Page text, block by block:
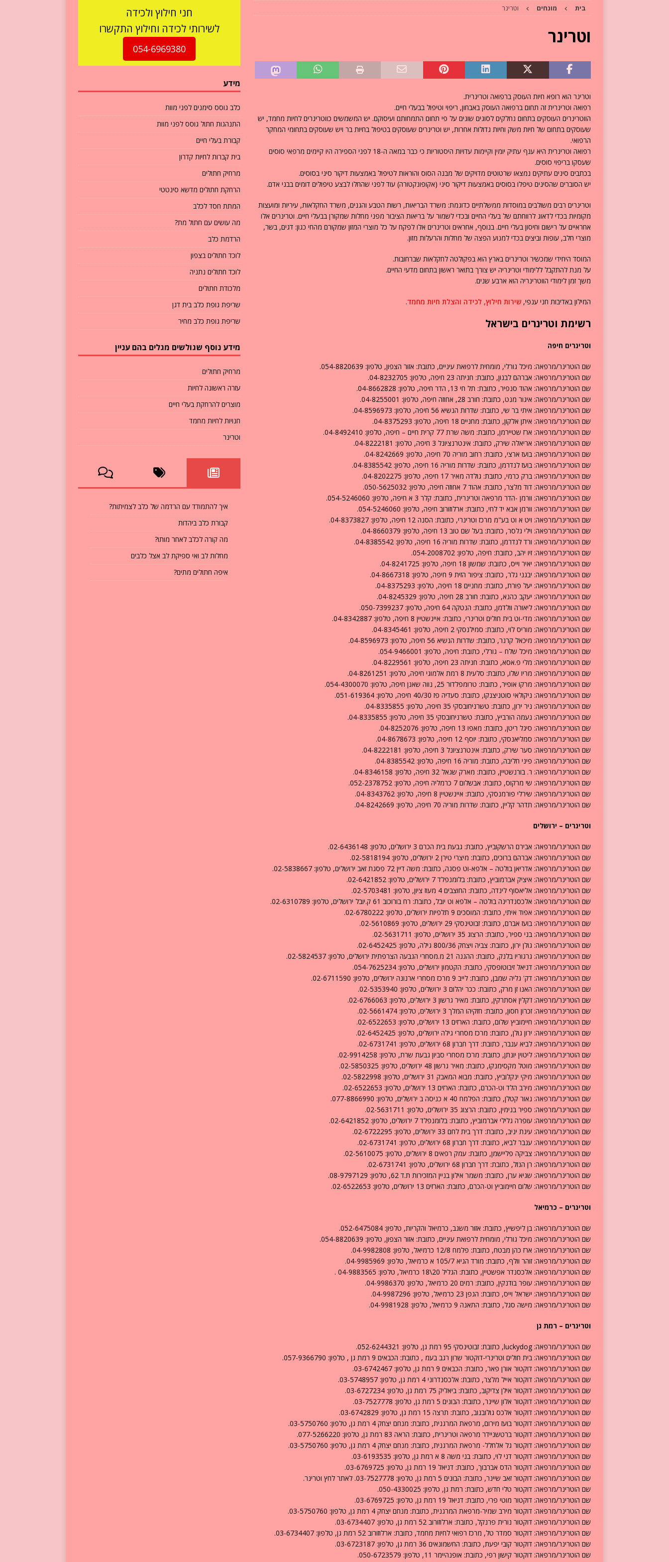
בית מונחים וטרינר
וטרינר
וטרינר הוא רופא חיות העוסק ברפואה וטרינרית.
רפואה וטרינרית זה תחום ברפואה העוסק באבחון, ריפוי וטיפול בבעלי חיים.
הווטרינרים העוסקים בתחום נחלקים לסוגים שונים על פי תחום התמחותם ועיסוקם. יש המשמשים כווטרינרים לחיות מחמד, יש
שעוסקים בתחום של חיות משק וחיות גדולות אחרות, יש וטרינרים שעוסקים בטיפול בחיות בר ויש שעוסקים בתחומי המחקר
הרפואי.
רפואה וטרינרית היא ענף עתיק יומין וקיימות עדויות היסטוריות כי כבר במאה ה-18 לפני הספירה היו קיימים מרפאי סוסים
שעסקו בריפוי סוסים.
בכתבים סינים עתיקים נמצאו שרטוטים מדויקים של מבנה הסוס והוראות לטיפול באמצעות דיקור סיני בסוסים.
יש הסוברים שהסינים טיפלו בסוסים באמצעות דיקור סיני (אקופונקטורה) עוד לפני שהחלו לבצע טיפולים דומים בבני אדם.
וטרינרים רבים משולבים במוסדות ממשלתיים כדוגמת: משרד הבריאות, רשות הטבע והגנים, משרד החקלאות, עיריות ומועצות
מקומיות בכדי לדאוג לרווחתם של בעלי החיים ובכדי לשמור על בריאות הציבור מפני מחלות שמקורן בבעלי חיים. וטרינרים אלו
אחראיים על רישום וחיסון בעלי חיים. בנוסף, אחראים וטרינרים אלו לפקח על כל מוצרי המזון שמקורם מהחי כגון: דגים, בשר,
מוצרי חלב, עופות וביצים בכדי למנוע הפצה של מחלות והרעלות מזון.
המוסד היחידי שמכשיר וטרינרים בארץ הוא בפקולטה לחקלאות שברחובות.
על מנת להתקבל ללימודי וטרינריה יש צורך בתואר ראשון בתחום מדעי החיים.
משך זמן לימודי הווטרינריה הוא ארבע שנים.
המילון באדיבות חני ענפי, שירות חילוץ, לכידה והצלת חיות מחמד.
רשימת וטרינרים בישראל
וטרינרים חיפה
שם הוטרינר/מרפאה: מיכל גורלי, מומחית לרפואת עיניים, כתובת: אזור הצפון, טלפון: 054-8820639.
שם הוטרינר/מרפאה: אברהם לבנון, כתובת: חניתה 23 חיפה, טלפון: 04-8232705.
שם הוטרינר/מרפאה: אהוד סנפיר, כתובת: תל חי 13, הדר חיפה, טלפון: 04-8662828.
שם הוטרינר/מרפאה: איגור מנט, כתובת: חורב 28, אחוזה חיפה, טלפון: 04-8255001.
שם הוטרינר/מרפאה: איתי בר שי, כתובת: שדרות הנשיא 56 חיפה, טלפון: 04-8596973.
שם הוטרינר/מרפאה: איתן אלקון, כתובת: מחניים 18 חיפה, טלפון: 04-8375293.
שם הוטרינר/מרפאה: ארז שטיירמן, כתובת: משה שרת 77 קרית חיים – חיפה, טלפון: 04-8492410.
שם הוטרינר/מרפאה: אריאלה שירק, כתובת: אינטרנציונל 3 חיפה, טלפון: 04-8222181.
שם הוטרינר/מרפאה: בועז ארצי, כתובת: רחוב מוריה 70 חיפה, טלפון: 04-8242669.
שם הוטרינר/מרפאה: בועז לנדרמן, כתובת: שדרות מוריה 16 חיפה, טלפון: 04-8385542.
שם הוטרינר/מרפאה: ברק כרמי, כתובת: גולדה מאיר 17 חיפה, טלפון: 04-8202275.
שם הוטרינר/מרפאה: דוד מלצר, כתובת: אהוד 7 אחוזה חיפה, טלפון: 050-5625032.
שם הוטרינר/מרפאה: וורמן -הדר מרפאה וטרינרית, כתובת: קלר 3 א חיפה, טלפון: 054-5246060.
שם הוטרינר/מרפאה: וורמן אבא יד לחי, כתובת: ארלוזורוב חיפה, טלפון: 054-5246060.
שם הוטרינר/מרפאה: ויט א וט בע"מ מרכז וטרינרי, כתובת: הסנה 12 חיפה, טלפון: 04-8373827.
שם הוטרינר/מרפאה: וילי גלסר, כתובת: בעל שם טוב 13 חיפה, טלפון: 04-8660379.
שם הוטרינר/מרפאה: ורד לנדרמן, כתובת: שדרות מוריה 16 חיפה, טלפון: 04-8385542.
שם הוטרינר/מרפאה: זיו יהב, כתובת: חיפה, טלפון: 054-2008702.
שם הוטרינר/מרפאה: יאיר וייס, כתובת: שמשון 18 חיפה, טלפון: 04-8241725.
שם הוטרינר/מרפאה: יבגני גלר, כתובת: ציפור הזית 9 חיפה, טלפון: 04-8667318.
שם הוטרינר/מרפאה: יעל פורת, כתובת: מחניים 18 חיפה, טלפון: 04-8375293.
שם הוטרינר/מרפאה: יעקב כהנא, כתובת: חורב 28 חיפה, טלפון: 04-8245329.
שם הוטרינר/מרפאה: ליאורה וולדמן, כתובת: הנטקה 64 חיפה, טלפון: 050-7399237.
שם הוטרינר/מרפאה: מדי-וט בית חולים וטרינרי, כתובת: איינשטיין 8 חיפה, טלפון: 04-8342887.
שם הוטרינר/מרפאה: מוריס לוי, כתובת: סמילנסקי 2 חיפה, טלפון: 04-8345461.
שם הוטרינר/מרפאה: מיכאל קרנר, כתובת: שדרות הנשיא 56 חיפה, טלפון: 04-8596973.
שם הוטרינר/מרפאה: מיכל שלח – גורלי, כתובת: חיפה, טלפון: 054-9466001.
שם הוטרינר/מרפאה: מלי פ.אסא, כתובת: חניתה 23 חיפה, טלפון: 04-8229561.
שם הוטרינר/מרפאה: מריו שלו, כתובת: סלעית 8 רמת אלמוגי חיפה, טלפון: 04-8261251.
שם הוטרינר/מרפאה: מרקו אופיר, כתובת: טרומפלדור 25, נווה שאנן חיפה, טלפון: 054-4300070.
שם הוטרינר/מרפאה: ניקולאי סוטניצנקו, כתובת: סעדיה פז 40/30 חיפה, טלפון: 051-619364.
שם הוטרינר/מרפאה: ניר ירון, כתובת: טשרניחובסקי 35 חיפה, טלפון: 04-8335855.
שם הוטרינר/מרפאה: נעמה הורביץ, כתובת: טשרניחובסקי 35 חיפה, טלפון: 04-8335855.
שם הוטרינר/מרפאה: סיגל ריטן, כתובת: מאפו 13 חיפה, טלפון: 04-8252076.
שם הוטרינר/מרפאה: סמליאנסקי, כתובת: יוסף 12 חיפה, טלפון: 04-8678673.
שם הוטרינר/מרפאה: סער שירק, כתובת: אינטרנציונל 3 חיפה, טלפון: 04-8222181.
שם הוטרינר/מרפאה: פיני חליבה, כתובת: מוריה 16 חיפה, טלפון: 04-8385542.
שם הוטרינר/מרפאה: ר. בורנשטיין, כתובת: מארק שגאל 32 חיפה, טלפון: 04-8346158.
שם הוטרינר/מרפאה: שי מרקוס, כתובת: אבשלום 7 כרמליה חיפה, טלפון: 052-2378752.
שם הוטרינר/מרפאה: שירלי פורמנסקי, כתובת: איינשטיין 8 חיפה, טלפון: 04-8343762.
שם הוטרינר/מרפאה: תדהר קליין, כתובת: שדרות מוריה 70 חיפה, טלפון: 04-8242669.
וטרינרים – ירושלים
שם הוטרינר/מרפאה: אבירם הרשקוביץ, כתובת: גבעת בית הכרם 3 ירושלים, טלפון: 02-6436148.
שם הוטרינר/מרפאה: אברהם ברוכים, כתובת: מיצרי טירן 2 ירושלים, טלפון: 02-5818194.
שם הוטרינר/מרפאה: אדריאן בולטה – אלפא-וט פסגה, כתובת: משה דיין 72 פסגת זאב ירושלים, טלפון: 02-5838667.
שם הוטרינר/מרפאה: איציק אברמוביץ, כתובת: בלומנפלד 7 ירושלים, טלפון: 02-6421852.
שם הוטרינר/מרפאה: אליאסוף לינדה, כתובת: החוצבים 4 מעוז ציון, טלפון: 02-5703481.
שם הוטרינר/מרפאה: אלכסנדרינה בולטה – אלפא וט יובל, כתובת: רח בורוכוב 61 ק.יובל ירושלים, טלפון: 02-6310789.
שם הוטרינר/מרפאה: אפוד איתי, כתובת: המוסכים 9 תלפיות ירושלים, טלפון: 02-6780222.
שם הוטרינר/מרפאה: בועז אברם, כתובת: זבוטינסקי 29 ירושלים, טלפון: 02-5610869.
שם הוטרינר/מרפאה: בני ספיר, כתובת: הרצוג 35 ירושלים, טלפון: 02-5631711.
שם הוטרינר/מרפאה: גולן ירון, כתובת: צביה ויצחק 800/36 גילה, טלפון: 02-6452425.
שם הוטרינר/מרפאה: גרגוריו בלנק, כתובת: ההגנה 21 מ.מסחרי הגבעה הצרפתית ירושלים, טלפון: 02-5824537.
שם הוטרינר/מרפאה: דניאל זיבוטופסקי, כתובת: הקטמון ירושלים, טלפון: 054-7625234.
שם הוטרינר/מרפאה: דק' גליה שמבן, כתובת: לייב 9 מרכז מסחרי ארנונה ירושלים, טלפון: 02-6711590.
שם הוטרינר/מרפאה: האנו זן מרק, כתובת: ככר יהלום 3 ירושלים, טלפון: 02-5353940.
שם הוטרינר/מרפאה: ז'קלין אסתרקין, כתובת: מאיר גרשון 3 ירושלים, טלפון: 02-6766063.
שם הוטרינר/מרפאה: זכרון חסון, כתובת: חזקיהו המלך 3 ירושלים, טלפון: 02-5661474.
שם הוטרינר/מרפאה: חיימוביץ שלום, כתובת: הארזים 13 ירושלים, טלפון: 02-6522653.
שם הוטרינר/מרפאה: ירון גולן, כתובת: מרכז מסחרי גילה ירושלים, טלפון: 02-6452425.
שם הוטרינר/מרפאה: לביא ענבר, כתובת: דרך חברון 68 ירושלים, טלפון: 02-6731741.
שם הוטרינר/מרפאה: ליטוין יונתן, כתובת: מרכז מסחרי סביון גבעת שרת, טלפון: 02-9914258.
שם הוטרינר/מרפאה: מוטל מקסימנקו, כתובת: מאיר גרשון 48 ירושלים, טלפון: 02-5850325.
שם הוטרינר/מרפאה: מיקי ינקלוביץ, כתובת: מבוא המאבק 31 ירושלים, טלפון: 02-5822998.
שם הוטרינר/מרפאה: מירב הלד וט-הכרם, כתובת: הארזים 13 ירושלים, טלפון: 02-6522653.
שם הוטרינר/מרפאה: נאור קטלן, כתובת: הפלמח 40 א כניסה ב ירושלים, טלפון: 077-8866990.
שם הוטרינר/מרפאה: ספיר בנימין, כתובת: הרצוג 35 ירושלים, טלפון: 02-5631711.
שם הוטרינר/מרפאה: עופרה גלילי אברמוביץ, כתובת: בלומנפלד 7 ירושלים, טלפון: 02-6421852.
שם הוטרינר/מרפאה: עינת יניב, כתובת: דרך בית לחם 33 ירושלים, טלפון: 02-6722295.
שם הוטרינר/מרפאה: ענבר לביא, כתובת: דרך חברון 68 ירושלים, טלפון: 02-6731741.
שם הוטרינר/מרפאה: צביקה פליישמן, כתובת: עמק רפאים 8 ירושלים, טלפון: 02-5610075.
שם הוטרינר/מרפאה: רן הנזל, כתובת: דרך חברון 68 ירושלים, טלפון: 02-6731741.
שם הוטרינר/מרפאה: שגיא ערן, כתובת: משמר אילון בניין המזכירות ת.ד 62, טלפון: 08-9797129.
שם הוטרינר/מרפאה: שלום חיימוביץ וט-הכרם, כתובת: הארזים 13 ירושלים, טלפון: 02-6522653.
וטרינרים – כרמיאל
שם הוטרינר/מרפאה: בן ליפשיץ, כתובת: אזור משגב, כרמיאל והקריות, טלפון: 052-6475084.
שם הוטרינר/מרפאה: מיכל גורלי, מומחית לרפואת עיניים, כתובת: אזור הצפון, טלפון: 054-8820639.
שם הוטרינר/מרפאה: ארז כהן מבטח, כתובת: פלמח 12/8 כרמיאל, טלפון: 04-9982808.
שם הוטרינר/מרפאה: זוהר וולף, כתובת: מורד הגיא 105/7 א כרמיאל, טלפון: 04-9985969.
שם הוטרינר/מרפאה: אלכסנדר אפשטיין, כתובת: הגליל 20\18 כרמיאל, טלפון: 04-9883565 .
שם הוטרינר/מרפאה: עופר בודנקין, כתובת: רמים 20 כרמיאל, טלפון: 04-9986370.
שם הוטרינר/מרפאה: ישראל וייס, כתובת: הגפן 23 כרמיאל, טלפון: 04-9987296.
שם הוטרינר/מרפאה: מישה סגל, כתובת: התאנה 9 כרמיאל, טלפון: 04-9981928.
וטרינרים – רמת גן
שם הוטרינר/מרפאה: luckydog, כתובת: זבוטינסקי 95 רמת גן, טלפון: 052-6244321.
שם הוטרינר/מרפאה: בית חולים וטרינרי-דוקטור שרון רגב בעמ , כתובת: הכבאים 9 רמת גן , טלפון: 057-9366790.
שם הוטרינר/מרפאה: דוקטור אורן פאר, כתובת: הכבאים 9 רמת גן, טלפון: 03-6742467.
שם הוטרינר/מרפאה: דוקטור אייל מלצר, כתובת: אלכסנדרוני 4 רמת גן, טלפון: 03-5748957.
שם הוטרינר/מרפאה: דוקטור אילן צדיקוב, כתובת: ביאליק 75 רמת גן, טלפון: 03-6727234.
שם הוטרינר/מרפאה: דוקטור אלון שיינר, כתובת: הבונים 5 רמת גן, טלפון: 03-7527778.
שם הוטרינר/מרפאה: דוקטור אלכס גולובנוב, כתובת: תרצה 15 רמת גן, טלפון: 03-6742829.
שם הוטרינר/מרפאה: דוקטור בועז מירום, מרפאת המרגנית, כתובת: מנחם יצחק 4 רמת גן, טלפון: 03-5750760.
שם הוטרינר/מרפאה: דוקטור ברטשניידר מרפאה וטרינרית, כתובת: הראה 83 רמת גן, טלפון: 077-5266220.
שם הוטרינר/מרפאה: דוקטור גל אלחלל- מרפאת המרגנית, כתובת: מנחם יצחק 4 רמת גן, טלפון: 03-5750760.
שם הוטרינר/מרפאה: דוקטור דני לוי, כתובת: בני משה 8 א רמת גן, טלפון: 03-6193535.
שם הוטרינר/מרפאה: דוקטור הדס אברבוך, כתובת: דניאל 19 רמת גן, טלפון: 03-6769725.
שם הוטרינר/מרפאה: דוקטור זאב שיינר, כתובת: הבונים 5 רמת גן, טלפון: 03-7527778. לאתר לחץ וטרינר.
שם הוטרינר/מרפאה: דוקטור טלי חדש, כתובת: רמת גן, טלפון: 050-4330025.
שם הוטרינר/מרפאה: דוקטור מוטי פרי, כתובת: דניאל 19 רמת גן, טלפון: 03-6769725.
שם הוטרינר/מרפאה: דוקטור מירב שמיר-מרפאת המרגנית, כתובת: מנחם יצחק 4 רמת גן, טלפון: 03-5750760.
שם הוטרינר/מרפאה: דוקטור נורית פרנקל, כתובת: ארלוזורוב 52 רמת גן, טלפון: 03-6734407.
שם הוטרינר/מרפאה: דוקטור סמדר טל, מרכז רפואי לחיות מחמד, כתובת: ארלוזורוב 52 רמת גן, טלפון: 03-6734407.
שם הוטרינר/מרפאה: דוקטור קובי יפעת, כתובת: החשמונאים 36 רמת גן, טלפון: 03-6723187.
שם הוטרינר/מרפאה: דוקטור קישון רפי, כתובת: אופנהיימר 11, טלפון: 050-6723579.
חני חילוץ ולכידה
לשירותי לכידה וחילוץ התקשרו
054-6969380
מידע
כלב גוסס סימנים לפני מוות
התנהגות חתול גוסס לפני מוות
קבורת בעלי חיים
בית קברות לחיות קדרון
מרחיק חתולים
הרחקת חתולים מדשא סינטטי
המתת חסד לכלב
מה עושים עם חתול מת?
הרדמת כלב
לוכד חתולים בצפון
לוכד חתולים נתניה
מלכודת חתולים
שריפת גופת כלב בית דגן
שריפת גופת כלב מחיר
מידע נוסף שגולשים מגלים בהם עניין
מרחיק חתולים
עזרה ראשונה לחיות
מוצרים להרחקת בעלי חיים
חנויות לחיות מחמד
וטרינר
איך להתמודד עם הרדמה של כלב לצמיתות?
קבורת כלב ביהדות
מה קורה לכלב לאחר מותו?
מחלות לב ואי ספיקת לב אצל כלבים
איפה חתולים מתים?